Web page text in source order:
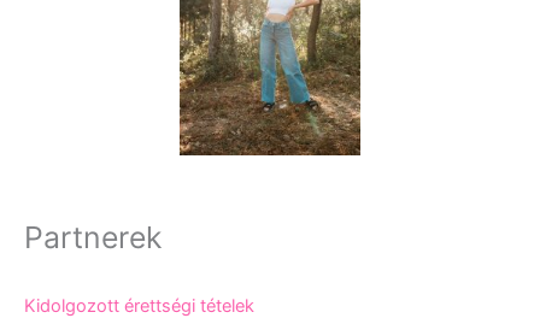
Partnerek
Kidolgozott érettségi tételek